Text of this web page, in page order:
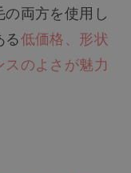
両方を使用し
る低価格、形状
のよさが魅力